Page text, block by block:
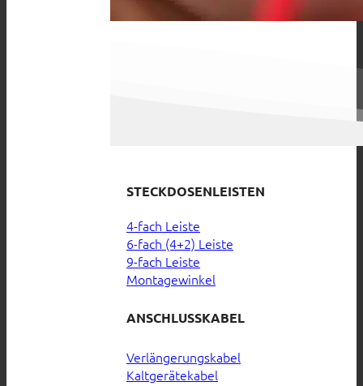
STECKDOSENLEISTEN
4-fach Leiste
6-fach (4+2) Leiste
9-fach Leiste
Montagewinkel
ANSCHLUSSKABEL
Verlängerungskabel
Kaltgerätekabel